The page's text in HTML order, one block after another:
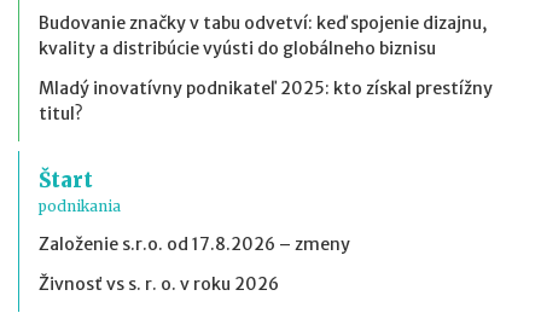
Budovanie značky v tabu odvetví: keď spojenie dizajnu,
kvality a distribúcie vyústi do globálneho biznisu
Mladý inovatívny podnikateľ 2025: kto získal prestížny
titul?
Štart
podnikania
Založenie s.r.o. od 17.8.2026 – zmeny
Živnosť vs s. r. o. v roku 2026